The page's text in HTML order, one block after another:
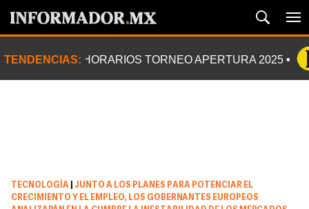
TENDENCIAS: HORARIOS TORNEO APERTURA 2025
TECNOLOGÍA
JUNTO A LOS PLANES PARA POTENCIAR EL
CRECIMIENTO Y EL EMPLEO, LOS GOBERNANTES EUROPEOS